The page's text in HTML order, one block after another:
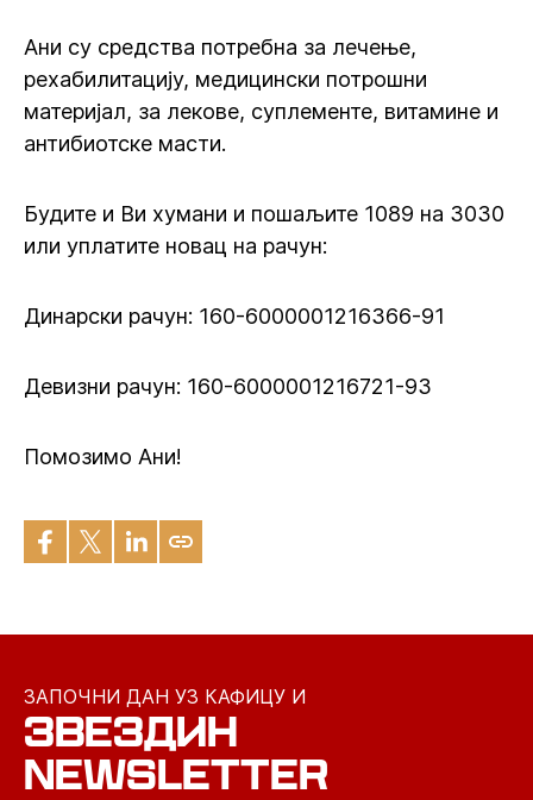
Ани су средства потребна за лечење,
рехабилитацију, медицински потрошни
материјал, за лекове, суплементе, витамине и
антибиотске масти.
Будите и Ви хумани и пошаљите 1089 на 3030
или уплатите новац на рачун:
Динарски рачун: 160-6000001216366-91
Девизни рачун: 160-6000001216721-93
Помозимо Ани!
ЗАПОЧНИ ДАН УЗ КАФИЦУ И
ЗВЕЗДИН
NEWSLETTER